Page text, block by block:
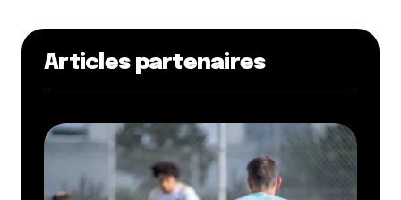
Articles partenaires